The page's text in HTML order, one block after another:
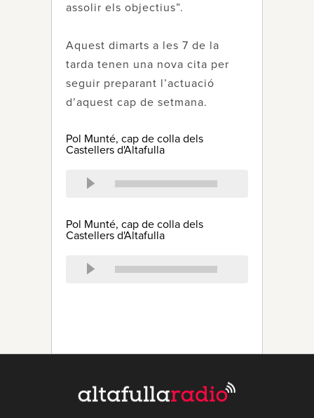
assolir els objectius”.
Aquest dimarts a les 7 de la
tarda tenen una nova cita per
seguir preparant l’actuació
d’aquest cap de setmana.
Pol Munté, cap de colla dels
Castellers d'Altafulla
Pol Munté, cap de colla dels
Castellers d'Altafulla